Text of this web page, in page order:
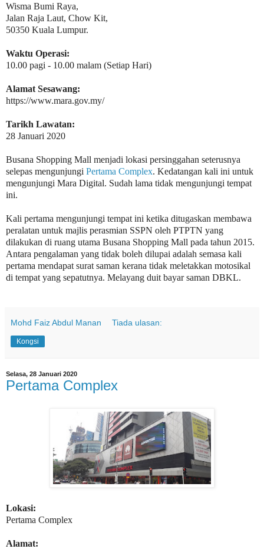
Wisma Bumi Raya,
Jalan Raja Laut, Chow Kit,
50350 Kuala Lumpur.
Waktu Operasi:
10.00 pagi - 10.00 malam (Setiap Hari)
Alamat Sesawang:
https://www.mara.gov.my/
Tarikh Lawatan:
28 Januari 2020
Busana Shopping Mall menjadi lokasi persinggahan seterusnya
selepas mengunjungi Pertama Complex. Kedatangan kali ini untuk
mengunjungi Mara Digital. Sudah lama tidak mengunjungi tempat
ini.
Kali pertama mengunjungi tempat ini ketika ditugaskan membawa
peralatan untuk majlis perasmian SSPN oleh PTPTN yang
dilakukan di ruang utama Busana Shopping Mall pada tahun 2015.
Antara pengalaman yang tidak boleh dilupai adalah semasa kali
pertama mendapat surat saman kerana tidak meletakkan motosikal
di tempat yang sepatutnya. Melayang duit bayar saman DBKL.
Mohd Faiz Abdul Manan Tiada ulasan:
Kongsi
Selasa, 28 Januari 2020
Pertama Complex
Lokasi:
Pertama Complex
Alamat: